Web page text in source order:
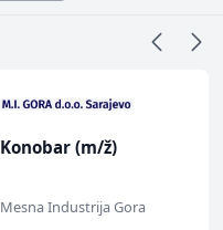
Konobar (m/ž)
Mesna Industrija Gora